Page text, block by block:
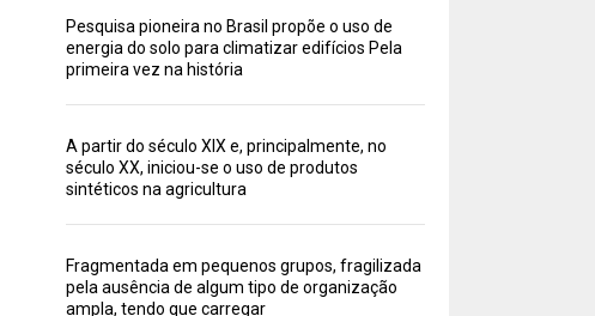
Pesquisa pioneira no Brasil propõe o uso de
energia do solo para climatizar edifícios Pela
primeira vez na história
A partir do século XIX e, principalmente, no
século XX, iniciou-se o uso de produtos
sintéticos na agricultura
Fragmentada em pequenos grupos, fragilizada
pela ausência de algum tipo de organização
ampla, tendo que carregar